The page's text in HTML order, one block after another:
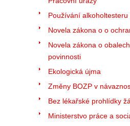
Používání
Novela zákona o o
Novela zákona o
povinnosti
Ekologická újma
Změny BOZP v
Bez lékařské prohlídky
Ministerstvo práce a